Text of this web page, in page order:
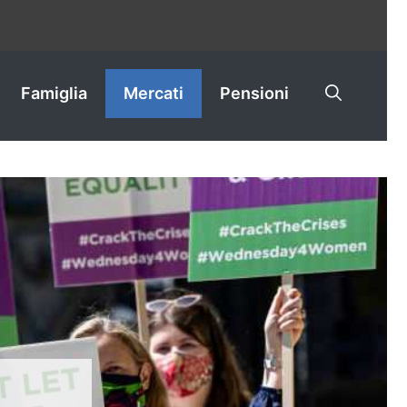
Famiglia Mercati Pensioni